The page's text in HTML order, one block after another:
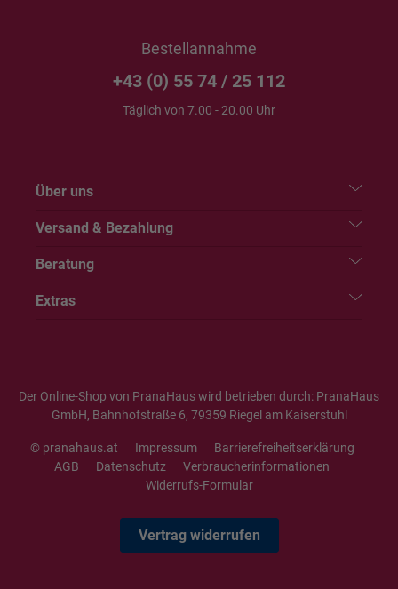
Bestellannahme
+43 (0) 55 74 / 25 112
Täglich von 7.00 - 20.00 Uhr
Über uns
Versand & Bezahlung
Beratung
Extras
Der Online-Shop von PranaHaus wird betrieben durch: PranaHaus
GmbH, Bahnhofstraße 6, 79359 Riegel am Kaiserstuhl
© pranahaus.at Impressum
Barrierefreiheitserklärung
AGB
Datenschutz
Verbraucherinformationen
Widerrufs-Formular
Vertrag widerrufen